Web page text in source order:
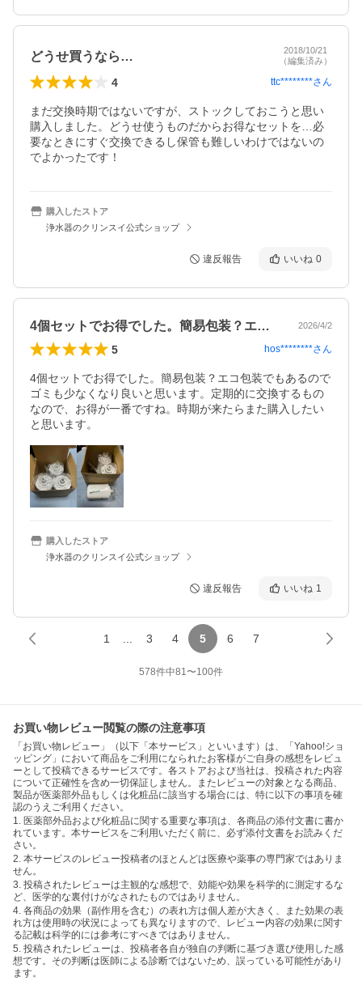
どうせ買うなら…
2018/10/21
（編集済み）
4 ttc********さん
まだ交換時期ではないですが、ストックしておこうと思い
購入しました。どうせ使うものだからお得なセットを…必
要なときにすぐ交換できるし保管も難しいわけではないの
でよかったです！
購入したストア
浄水器のクリンスイ公式ショップ
違反報告 いいね 0
4個セットでお得でした。簡易包装？エコ… 2026/4/2
5 hos********さん
4個セットでお得でした。簡易包装？エコ包装でもあるので
ゴミも少なくなり良いと思います。定期的に交換するもの
なので、お得が一番ですね。時期が来たらまた購入したい
と思います。
購入したストア
浄水器のクリンスイ公式ショップ
違反報告 いいね 1
1 3 4 5 6 7
578件中81〜100件
お買い物レビュー閲覧の際の注意事項
「お買い物レビュー」（以下「本サービス」といいます）は、「Yahoo!ショ
ッピング」において商品をご利用になられたお客様がご自身の感想をレビュ
ーとして投稿できるサービスです。各ストアおよび当社は、投稿された内容
について正確性を含め一切保証しません。またレビューの対象となる商品、
製品が医薬部外品もしくは化粧品に該当する場合には、特に以下の事項を確
認のうえご利用ください。
1. 医薬部外品および化粧品に関する重要な事項は、各商品の添付文書に書か
れています。本サービスをご利用いただく前に、必ず添付文書をお読みくだ
さい。
2. 本サービスのレビュー投稿者のほとんどは医療や薬事の専門家ではありま
せん。
3. 投稿されたレビューは主観的な感想で、効能や効果を科学的に測定するな
ど、医学的な裏付けがなされたものではありません。
4. 各商品の効果（副作用を含む）の表れ方は個人差が大きく、また効果の表
れ方は使用時の状況によっても異なりますので、レビュー内容の効果に関す
る記載は科学的には参考にすべきではありません。
5. 投稿されたレビューは、投稿者各自が独自の判断に基づき選び使用した感
想です。その判断は医師による診断ではないため、誤っている可能性があり
ます。